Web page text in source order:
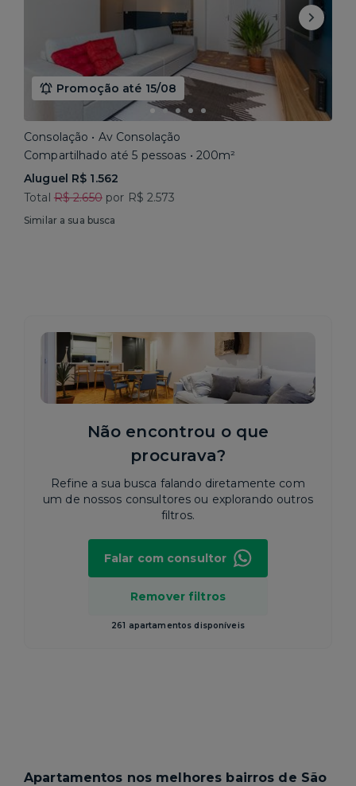
Promoção até 15/08
Consolação • Av Consolação
Compartilhado até 5 pessoas • 200m²
Aluguel R$ 1.562
Total R$ 2.650por R$ 2.573
Similar a sua busca
Não encontrou o que
procurava?
Refine a sua busca falando diretamente com
um de nossos consultores ou explorando outros
filtros.
Remover filtros
261 apartamentos disponíveis
Falar com consultor
Apartamentos nos melhores bairros de São